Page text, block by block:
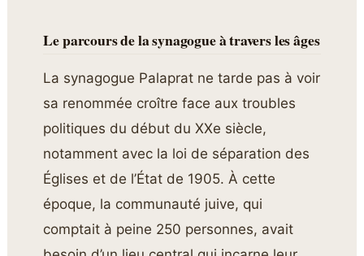
Le parcours de la synagogue à travers les âges
La synagogue Palaprat ne tarde pas à voir
sa renommée croître face aux troubles
politiques du début du XXe siècle,
notamment avec la loi de séparation des
Églises et de l’État de 1905. À cette
époque, la communauté juive, qui
comptait à peine 250 personnes, avait